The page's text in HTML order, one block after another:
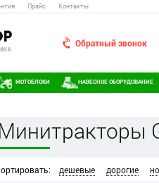
Прайс Контакты
Обратный звонок
МОТОБЛОКИ НАВЕСНОЕ ОБОРУДОВАНИЕ
дешевые дорогие